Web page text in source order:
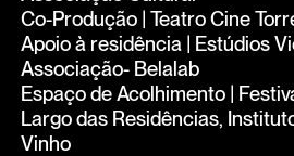
Co-Produção | Teatro Cine
Apoio à residência | Estúdios
Associação- Belalab
Espaço de Acolhimento |
Largo das Residências,
Vinho